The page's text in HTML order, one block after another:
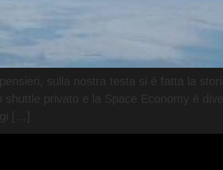
sulla nostra testa si è fatta la
shuttle privato e la Space Economy è
[…]